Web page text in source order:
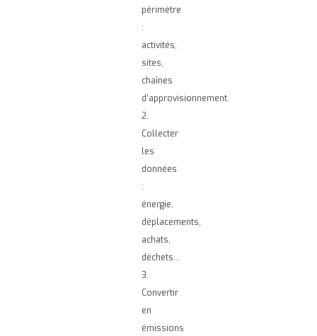
périmètre
:
activités,
sites,
chaînes
d’approvisionnement.
2.
Collecter
les
données
:
énergie,
déplacements,
achats,
déchets…
3.
Convertir
en
émissions